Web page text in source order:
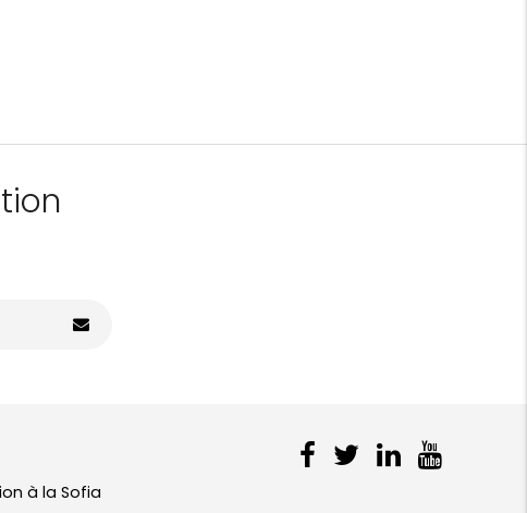
à la Sofia